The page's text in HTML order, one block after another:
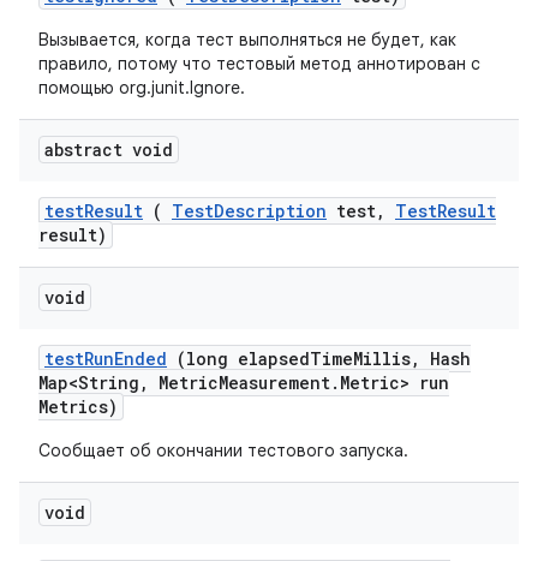
Вызывается, когда тест выполняться не будет, как
правило, потому что тестовый метод аннотирован с
помощью org.junit.Ignore.
abstract void
testResult ( TestDescription test, TestResult
result)
void
testRunEnded (long elapsedTimeMillis,
Hash
Map<String , MetricMeasurement. Metric> run
Metrics)
Сообщает об окончании тестового запуска.
void